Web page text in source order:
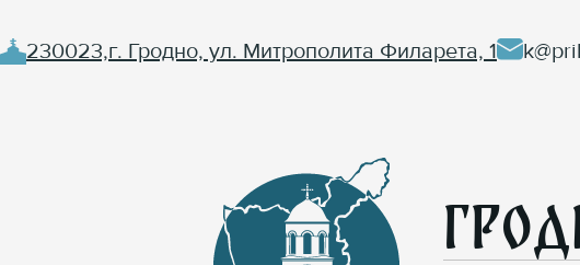
230023,г. Гродно, ул. Митрополита Филарета, 1